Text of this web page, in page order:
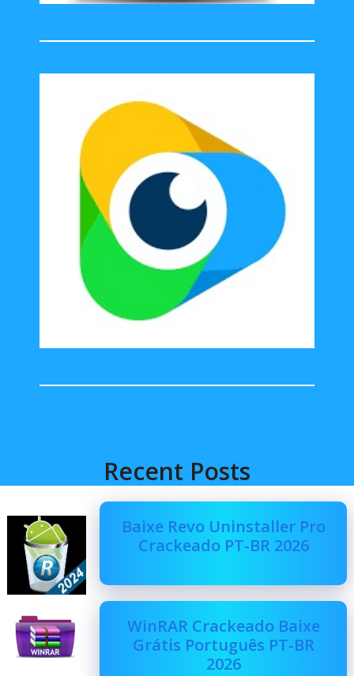
Recent Posts
Baixe Revo Uninstaller Pro
Crackeado PT-BR 2026
WinRAR Crackeado Baixe
Grátis Português PT-BR
2026